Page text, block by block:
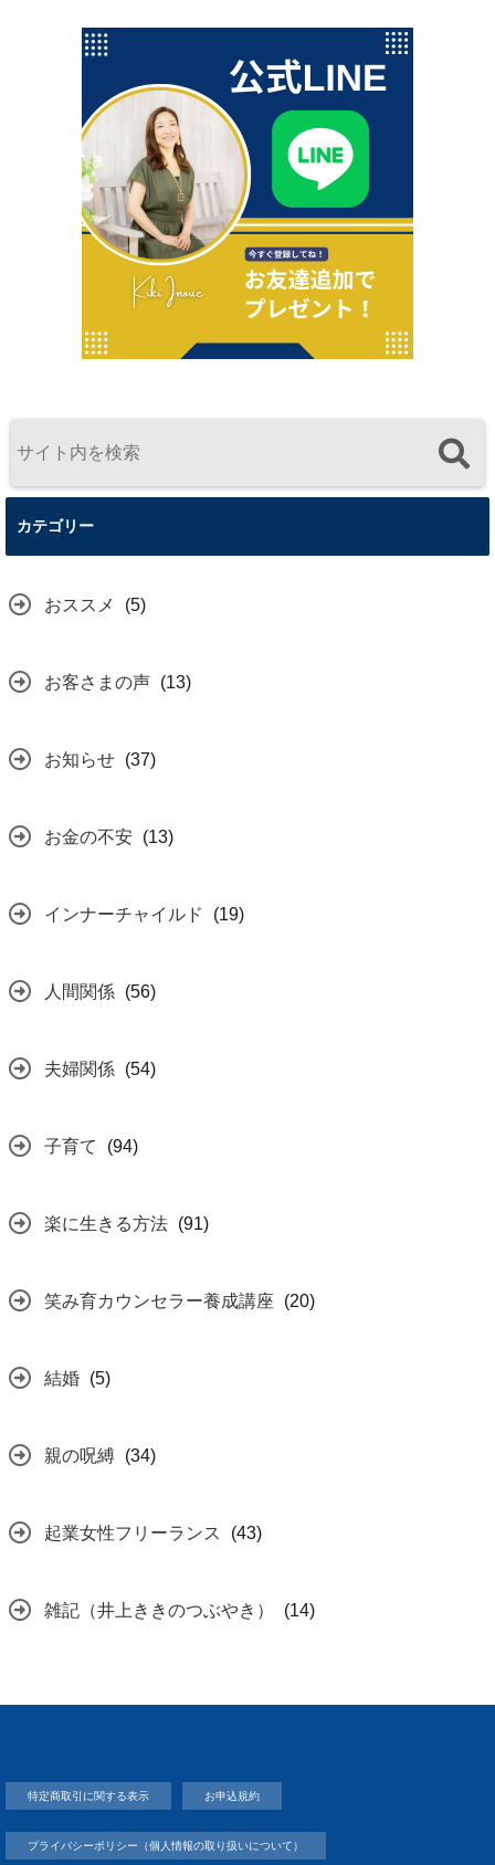
カテゴリー
おススメ (5)
お客さまの声 (13)
お知らせ (37)
お金の不安 (13)
インナーチャイルド (19)
人間関係 (56)
夫婦関係 (54)
子育て (94)
楽に生きる方法 (91)
笑み育カウンセラー養成講座 (20)
結婚 (5)
親の呪縛 (34)
起業女性フリーランス (43)
雑記（井上ききのつぶやき） (14)
特定商取引に関する表示 お申込規約
プライバシーポリシー（個人情報の取り扱いについて）